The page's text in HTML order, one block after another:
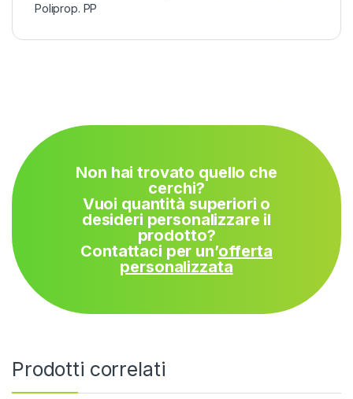
Poliprop. PP
Non hai trovato quello che
cerchi?
Vuoi quantità superiori o
desideri personalizzare il
prodotto?
Contattaci per un’offerta
personalizzata
Prodotti correlati